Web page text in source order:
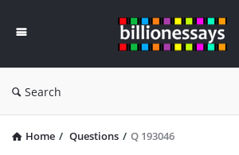
Essays
Search
Home / Questions / Q 193046